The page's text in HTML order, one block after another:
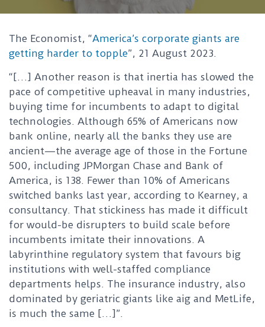
The Economist, “America’s corporate giants are
getting harder to topple”, 21 August 2023.
“[…] Another reason is that inertia has slowed the
pace of competitive upheaval in many industries,
buying time for incumbents to adapt to digital
technologies. Although 65% of Americans now
bank online, nearly all the banks they use are
ancient—the average age of those in the Fortune
500, including JPMorgan Chase and Bank of
America, is 138. Fewer than 10% of Americans
switched banks last year, according to Kearney, a
consultancy. That stickiness has made it difficult
for would-be disrupters to build scale before
incumbents imitate their innovations. A
labyrinthine regulatory system that favours big
institutions with well-staffed compliance
departments helps. The insurance industry, also
dominated by geriatric giants like aig and MetLife,
is much the same […]”.